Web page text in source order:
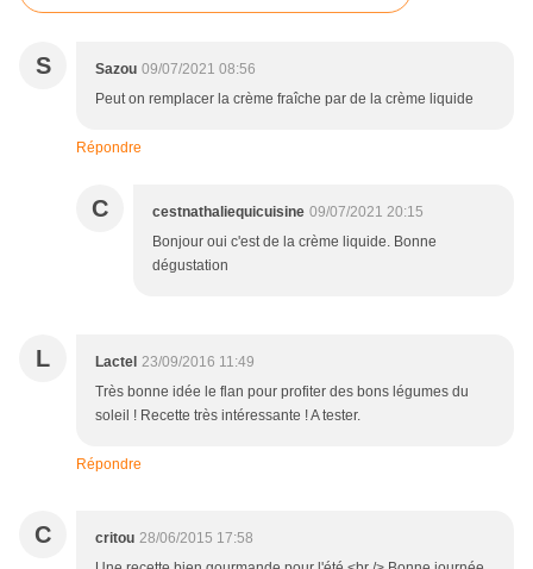
S Sazou 09/07/2021 08:56
Peut on remplacer la crème fraîche par de la crème liquide
Répondre
C cestnathaliequicuisine 09/07/2021 20:15
Bonjour oui c'est de la crème liquide. Bonne
dégustation
L Lactel 23/09/2016 11:49
Très bonne idée le flan pour profiter des bons légumes du
soleil ! Recette très intéressante ! A tester.
Répondre
C critou 28/06/2015 17:58